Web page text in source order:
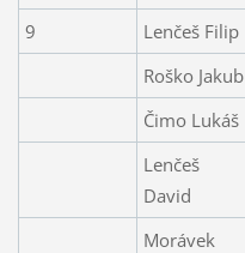
9 Lenčeš Filip
Roško Jakub
Čimo Lukáš
Lenčeš
David
Morávek